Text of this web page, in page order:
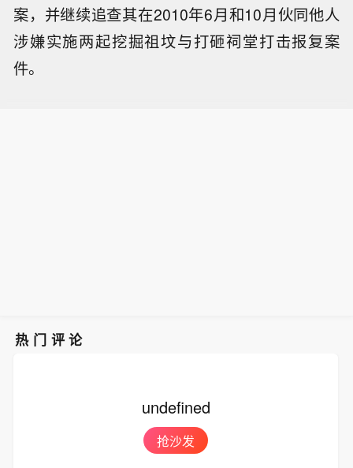
案，并继续追查其在2010年6月和10月伙同他人
涉嫌实施两起挖掘祖坟与打砸祠堂打击报复案
件。
热门评论
undefined
抢沙发